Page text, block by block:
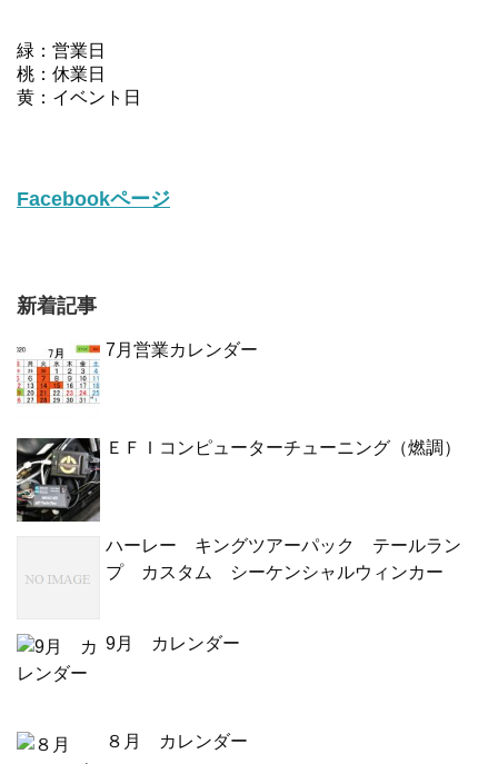
緑：営業日
桃：休業日
黄：イベント日
Facebookページ
新着記事
7月営業カレンダー
ＥＦＩコンピューターチューニング（燃調）
ハーレー キングツアーパック テールラン
プ カスタム シーケンシャルウィンカー
9月 カレンダー
８月 カレンダー